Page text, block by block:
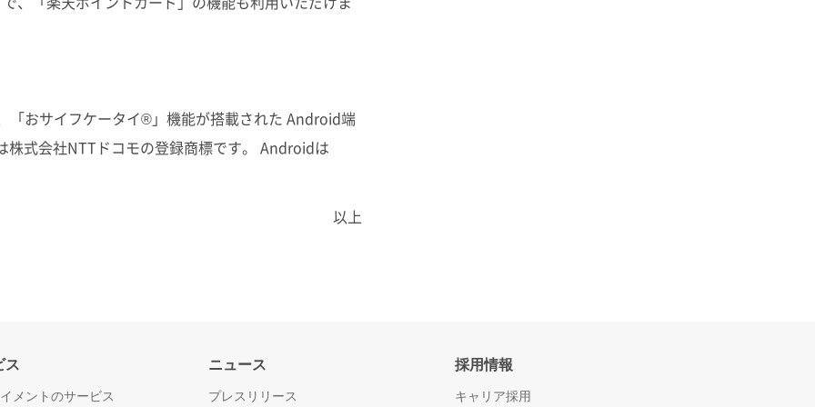
おサイフケータイ®」機能が搭載された Android端
株式会社NTTドコモの登録商標です。 Androidは
以上
ス
メントのサービス
ニュース
プレスリリース
採用情報
キャリア採用